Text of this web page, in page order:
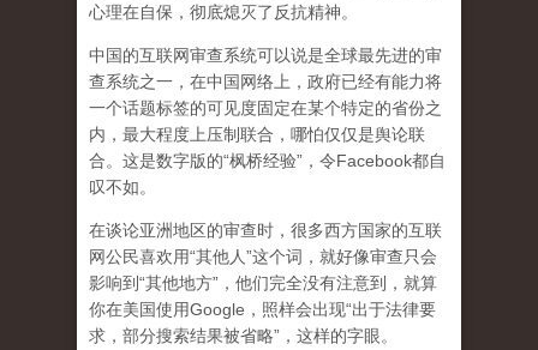
心理在自保，彻底熄灭了反抗精神。
中国的互联网审查系统可以说是全球最先进的审
查系统之一，在中国网络上，政府已经有能力将
一个话题标签的可见度固定在某个特定的省份之
内，最大程度上压制联合 ，哪怕仅仅是舆论联
合。这是数字版的“枫桥经验”，令Facebook都自
叹不如。
在谈论亚洲地区的审查时，很多西方国家的互联
网公民喜欢用“其他人”这个词，就好像审查只会
影响到“其他地方”，他们完全没有注意到， 就算
你在美国使用Google，照样会出现“出于法律要
求，部分搜索结果被省略”，这样的字眼。